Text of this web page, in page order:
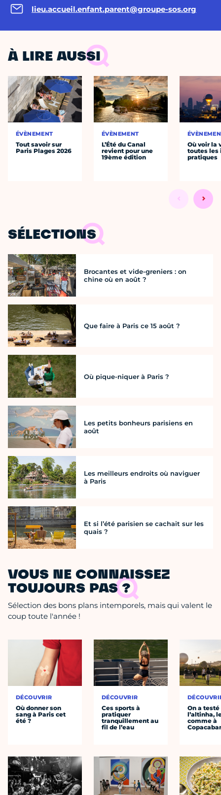
lieu.accueil.enfant.parent@groupe-sos.org
À LIRE AUSSI
ÉVÈNEMENT
Tout savoir sur
Paris Plages 2026
ÉVÈNEMENT
L’Été du Canal
revient pour une
19ème édition
Où voir la
toutes les
pratiques
SÉLECTIONS
Brocantes et vide-greniers : on
chine où en août ?
Que faire à Paris ce 15 août ?
Où pique-niquer à Paris ?
Les petits bonheurs parisiens en
août
Les meilleurs endroits où naviguer
à Paris
Et si l’été parisien se cachait sur les
quais ?
VOUS NE CONNAISSEZ
TOUJOURS PAS ?
Sélection des bons plans intemporels, mais qui valent le
coup toute l'année !
DÉCOUVRIR
Où donner son
sang à Paris cet
été ?
DÉCOUVRIR
Ces sports à
pratiquer
tranquillement au
fil de l’eau
On a testé
l’altinha,
comme à